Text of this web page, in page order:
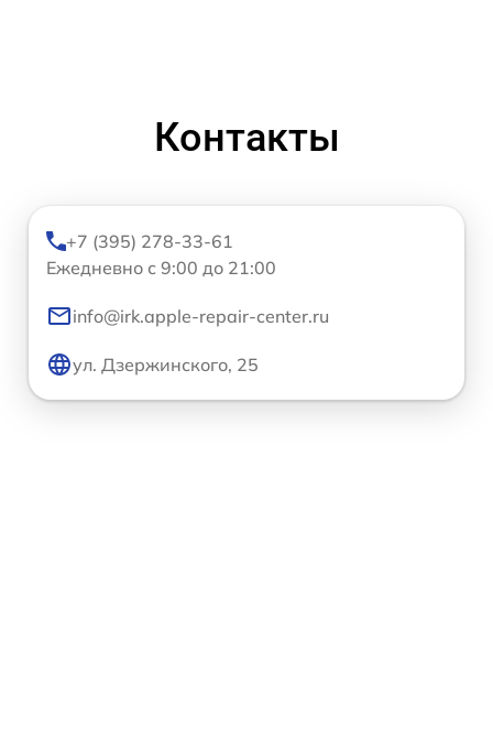
Контакты
+7 (395) 278-33-61
Ежедневно с 9:00 до 21:00
info@irk.apple-repair-center.ru
ул. Дзержинского, 25